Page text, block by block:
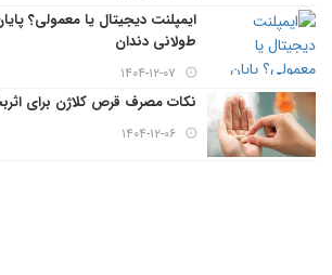
ایمپلنت دیجیتال یا معمولی؟
طولانی دندان
۱۴۰۴-۱۲-۰۷
نکات مصرف قرص کلاژن برای
۱۴۰۴-۱۲-۰۶